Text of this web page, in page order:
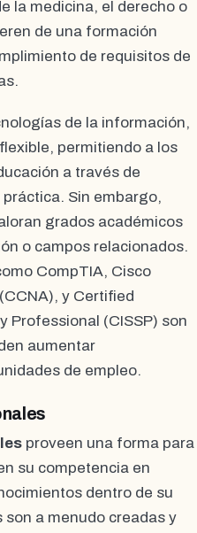
la medicina, el derecho o
de una formación
de requisitos de
de la información,
permitiendo a los
a través de
Sin embargo,
grados académicos
o campos relacionados.
CompTIA, Cisco
y Certified
Professional (CISSP) son
aumentar
de empleo.
proveen una forma para
su competencia en
dentro de su
a menudo creadas y